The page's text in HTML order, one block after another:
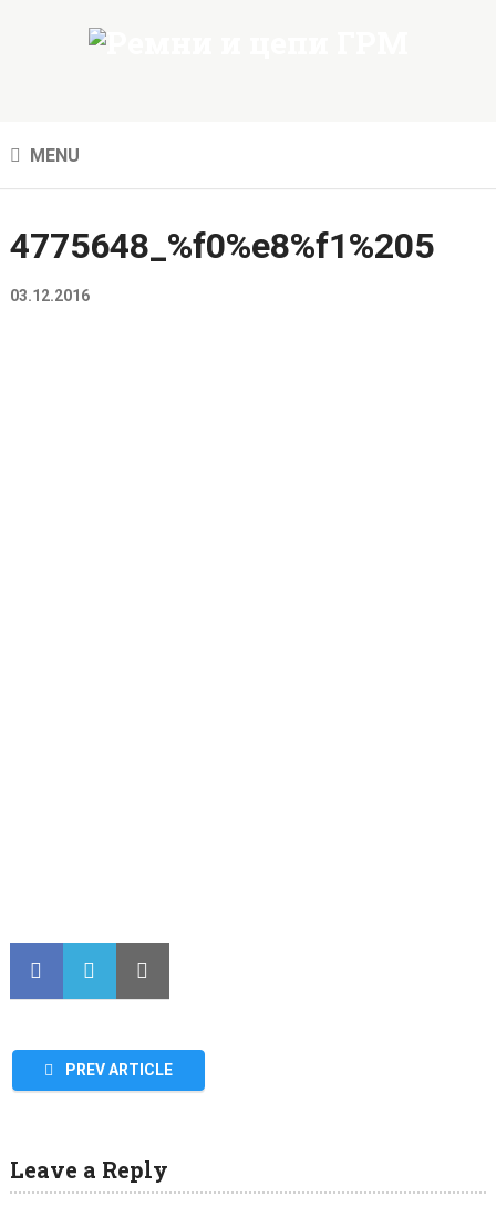
MENU
4775648_%f0%e8%f1%205
03.12.2016
PREV ARTICLE
Leave a Reply